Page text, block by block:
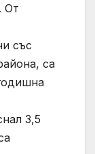
От
със
са
3,5